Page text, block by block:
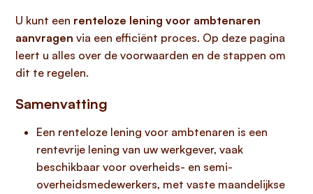
U kunt een renteloze lening voor ambtenaren
aanvragen via een efficiënt proces. Op deze pagina
leert u alles over de voorwaarden en de stappen om
dit te regelen.
Samenvatting
Een renteloze lening voor ambtenaren is een
rentevrije lening van uw werkgever, vaak
beschikbaar voor overheids- en semi-
overheidsmedewerkers, met vaste maandelijkse